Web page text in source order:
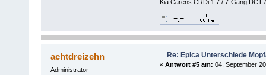
Kia Carens CRDi 1.7 / 7-Gang DCT
achtdreizehn
Administrator
Re: Epica Unterschiede
« Antwort #5 am: 04. September